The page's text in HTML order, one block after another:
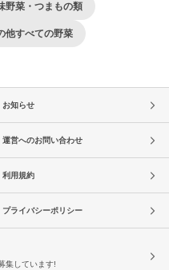
野菜・つまもの類
他すべての野菜
お知らせ
運営へのお問い合わせ
利用規約
プライバシーポリシー
集しています!